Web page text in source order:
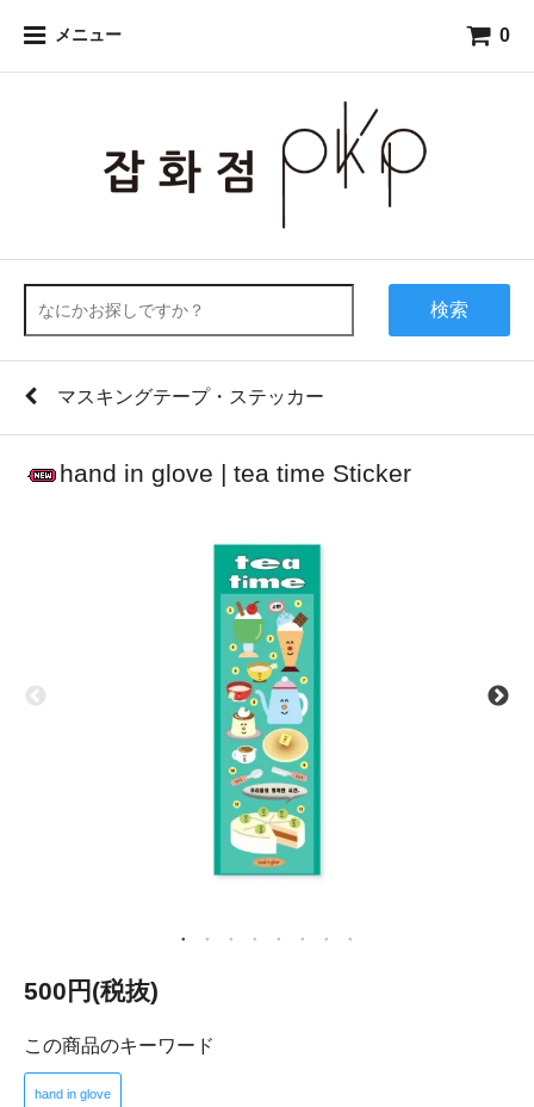
メニュー 0
検索
マスキングテープ・ステッカー
hand in glove | tea time Sticker
500円(税抜)
この商品のキーワード
hand in glove